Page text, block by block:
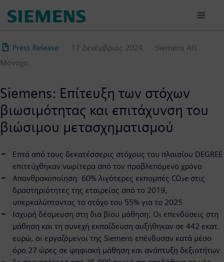
προς
κυρίως
περιεχόμενο
Press Release 17 Δεκέμβριος 2024
Siemens AG
Μόναχο
Siemens: Επίτευξη των στόχων
βιωσιμότητας και επιτάχυνση του
βιώσιμου μετασχηματισμού
Επτά από τους δεκατέσσερις στόχους του πλαισίου DEGREE
επιτεύχθηκαν νωρίτερα από τον προβλεπόμενο χρόνο
Απανθρακοποίηση: 60% λιγότερες εκπομπές CO₂e στις
δραστηριότητες της εταιρείας από το 2019,
υπερκαλύπτοντας το στόχο του 55% για το 2025
Ισχυρή δέσμευση στη δια βίου μάθηση: Οι επενδύσεις στη
μάθηση και τη συνεχή εκπαίδευση αυξήθηκαν σε 442 εκατ.
ευρώ, οι εργαζόμενοι της Siemens επένδυσαν κατά μέσο
όρο 27 ώρες σε ψηφιακή μάθηση και ανάπτυξη δεξιοτήτων